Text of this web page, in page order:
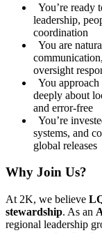
You’re ready
leadership,
coordination
You are
oversight
You
deeply about
and error-free
You’re
systems, and
global releases
Why Join Us?
At 2K, we believe
stewardship. As an
regional leadership